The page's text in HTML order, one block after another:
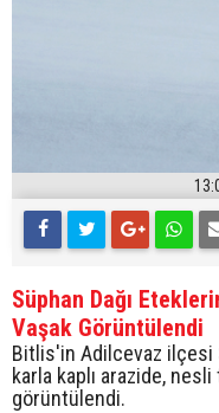
Süphan Dağı
Vaşak Görüntülendi
Bitlis'in Adilcevaz ilçesi
karla kaplı arazide,
görüntülendi.